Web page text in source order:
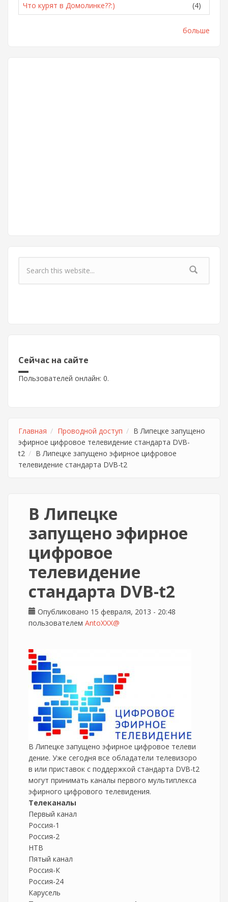
Что курят в Домолинке??:) (4)
больше
Форма поиска
Сейчас на сайте
Пользователей онлайн: 0.
Главная Проводной доступ
В Липецке запущено
эфирное цифровое телевидение стандарта DVB-
t2
В Липецке запущено эфирное цифровое
телевидение стандарта DVB-t2
В Липецке
запущено эфирное
цифровое
телевидение
стандарта DVB-t2
Опубликовано 15 февраля, 2013 - 20:48
пользователем AntoXXX@
В Липецке запущено эфирное цифровое телеви
дение. Уже сегодня все обладатели телевизоро
в или приставок с поддержкой стандарта DVB-t2
могут принимать каналы первого мультиплекса
эфирного цифрового телевидения.
Телеканалы
Первый канал
Россия-1
Россия-2
НТВ
Пятый канал
Россия-К
Россия-24
Карусель